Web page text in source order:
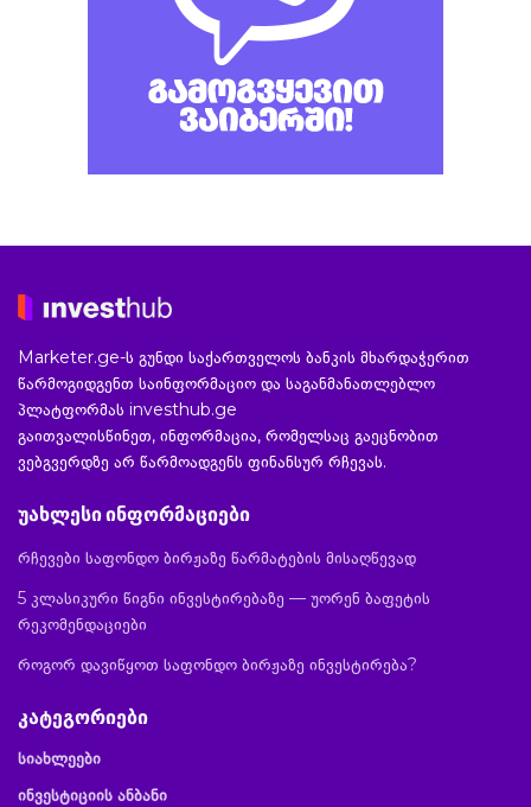
Marketer.ge-ს გუნდი საქართველოს ბანკის მხარდაჭერით
წარმოგიდგენთ საინფორმაციო და საგანმანათლებლო
პლატფორმას investhub.ge
გაითვალისწინეთ, ინფორმაცია, რომელსაც გაეცნობით
ვებგვერდზე არ წარმოადგენს ფინანსურ რჩევას.
უახლესი ინფორმაციები
რჩევები საფონდო ბირჟაზე წარმატების მისაღწევად
5 კლასიკური წიგნი ინვესტირებაზე — უორენ ბაფეტის
რეკომენდაციები
როგორ დავიწყოთ საფონდო ბირჟაზე ინვესტირება?
კატეგორიები
სიახლეები
ინვესტიციის ანბანი